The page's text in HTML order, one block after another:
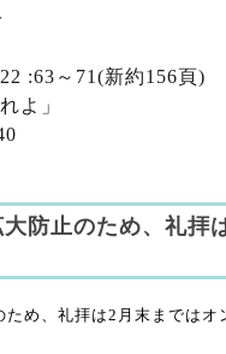
:63～71(新約156頁)
よ」
防止のため、礼拝
め、礼拝は2月末まではオ